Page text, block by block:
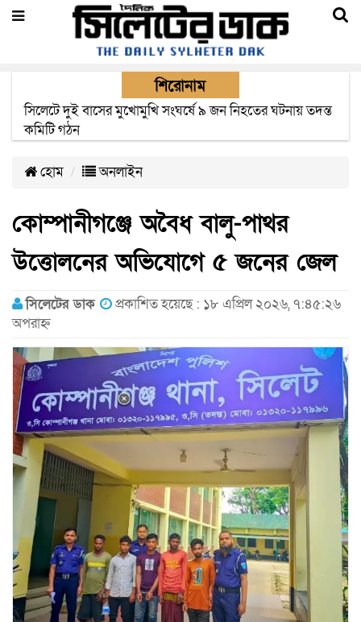
শিরোনাম
সিলেটে সড়ক দুর্ঘটনায় নিহতদের পরিবার পাচ্ছে ৫ লাখ টাকা করে
সরকারি অনুদান
হোম অনলাইন
কোম্পানীগঞ্জে অবৈধ বালু-পাথর
উত্তোলনের অভিযোগে ৫ জনের জেল
সিলেটের ডাক
প্রকাশিত হয়েছে : ১৮ এপ্রিল ২০২৬, ৭:৪৫:২৬
অপরাহ্ন